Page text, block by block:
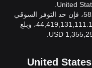
ومع العرض المتداول لعملة 582,166,140SOL، فإن حد التوفر السوقي
البالغ Solana (SOL) يقف حاليًا عند $44,419,131,111.19USD، وبلغ
كم تبلغ قيمة 1 Solana بعملة United States